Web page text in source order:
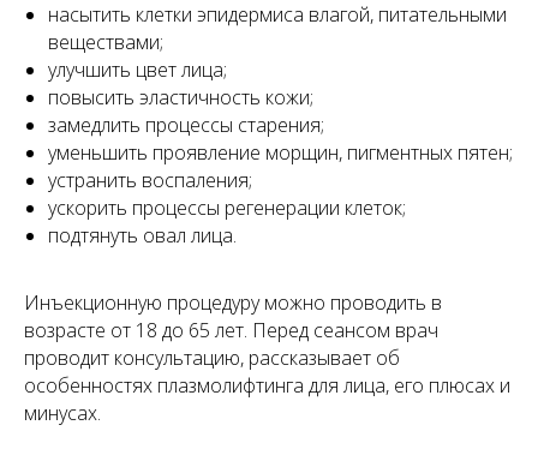
насытить клетки эпидермиса влагой, питательными
веществами;
улучшить цвет лица;
повысить эластичность кожи;
замедлить процессы старения;
уменьшить проявление морщин, пигментных пятен;
устранить воспаления;
ускорить процессы регенерации клеток;
подтянуть овал лица.
Инъекционную процедуру можно проводить в
возрасте от 18 до 65 лет. Перед сеансом врач
проводит консультацию, рассказывает об
особенностях плазмолифтинга для лица, его плюсах и
минусах.